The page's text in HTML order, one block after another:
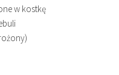
w kostkę